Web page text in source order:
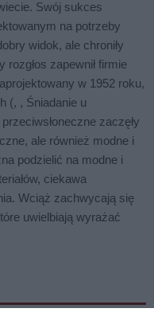
Swój sukces
na potrzeby
widok, ale chroniły
zapewnił firmie
w 1952 roku,
(, , Śniadanie u
zaczęły
ale również modne i
podzielić na modne i
ciekawa
Wciąż zachwycają się
uwielbiają wyrażać